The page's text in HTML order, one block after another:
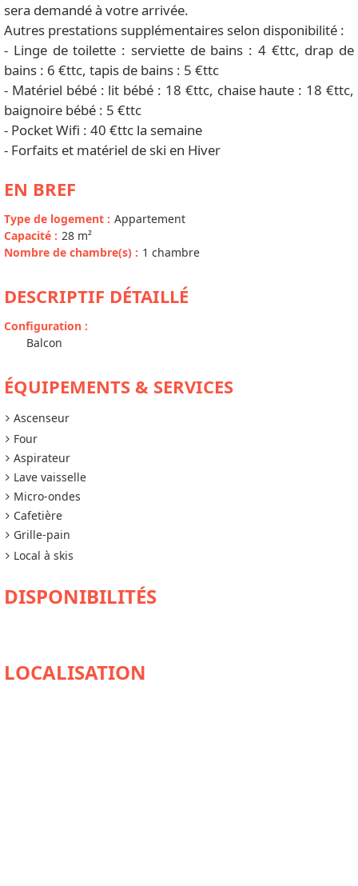
sera demandé à votre arrivée.
Autres prestations supplémentaires selon disponibilité :
- Linge de toilette : serviette de bains : 4 €ttc, drap de
bains : 6 €ttc, tapis de bains : 5 €ttc
- Matériel bébé : lit bébé : 18 €ttc, chaise haute : 18 €ttc,
baignoire bébé : 5 €ttc
- Pocket Wifi : 40 €ttc la semaine
- Forfaits et matériel de ski en Hiver
EN BREF
Type de logement : Appartement
Capacité : 28 m²
Nombre de chambre(s) : 1 chambre
DESCRIPTIF DÉTAILLÉ
Configuration :
Balcon
ÉQUIPEMENTS & SERVICES
Ascenseur
Four
Aspirateur
Lave vaisselle
Micro-ondes
Cafetière
Grille-pain
Local à skis
DISPONIBILITÉS